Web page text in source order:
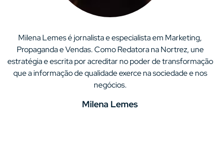
Milena Lemes é jornalista e especialista em Marketing,
Propaganda e Vendas. Como Redatora na Nortrez, une
estratégia e escrita por acreditar no poder de transformação
que a informação de qualidade exerce na sociedade e nos
negócios.
Milena Lemes